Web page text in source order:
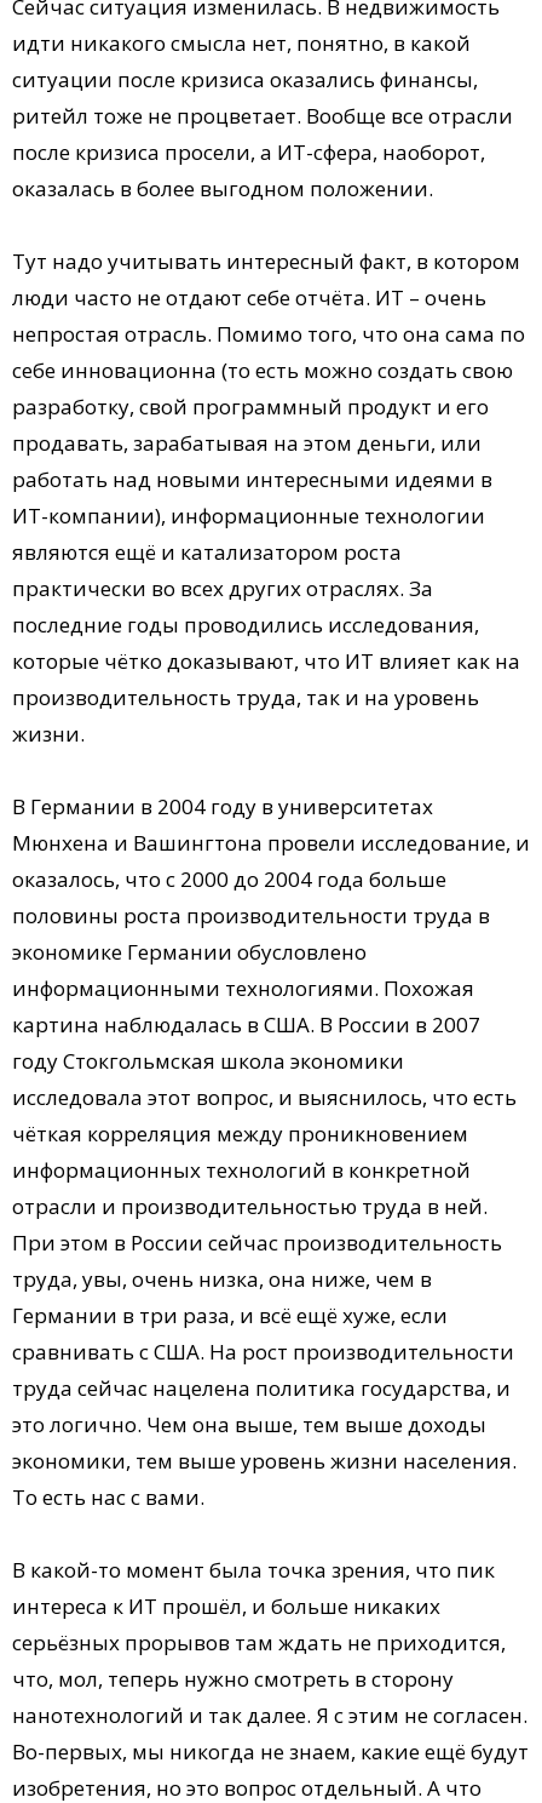
Сейчас ситуация изменилась. В недвижимость
идти никакого смысла нет, понятно, в какой
ситуации после кризиса оказались финансы,
ритейл тоже не процветает. Вообще все отрасли
после кризиса просели, а ИТ-сфера, наоборот,
оказалась в более выгодном положении.
Тут надо учитывать интересный факт, в котором
люди часто не отдают себе отчёта. ИТ – очень
непростая отрасль. Помимо того, что она сама по
себе инновационна (то есть можно создать свою
разработку, свой программный продукт и его
продавать, зарабатывая на этом деньги, или
работать над новыми интересными идеями в
ИТ-компании), информационные технологии
являются ещё и катализатором роста
практически во всех других отраслях. За
последние годы проводились исследования,
которые чётко доказывают, что ИТ влияет как на
производительность труда, так и на уровень
жизни.
В Германии в 2004 году в университетах
Мюнхена и Вашингтона провели исследование, и
оказалось, что с 2000 до 2004 года больше
половины роста производительности труда в
экономике Германии обусловлено
информационными технологиями. Похожая
картина наблюдалась в США. В России в 2007
году Стокгольмская школа экономики
исследовала этот вопрос, и выяснилось, что есть
чёткая корреляция между проникновением
информационных технологий в конкретной
отрасли и производительностью труда в ней.
При этом в России сейчас производительность
труда, увы, очень низка, она ниже, чем в
Германии в три раза, и всё ещё хуже, если
сравнивать с США. На рост производительности
труда сейчас нацелена политика государства, и
это логично. Чем она выше, тем выше доходы
экономики, тем выше уровень жизни населения.
То есть нас с вами.
В какой-то момент была точка зрения, что пик
интереса к ИТ прошёл, и больше никаких
серьёзных прорывов там ждать не приходится,
что, мол, теперь нужно смотреть в сторону
нанотехнологий и так далее. Я с этим не согласен.
Во-первых, мы никогда не знаем, какие ещё будут
изобретения, но это вопрос отдельный. А что